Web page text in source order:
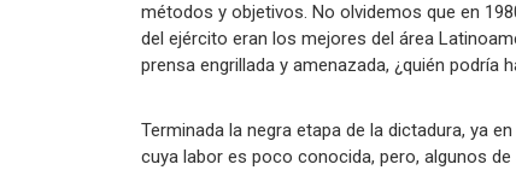
métodos y objetivos. No olvidemos que en
del ejército eran los mejores del área
prensa engrillada y amenazada, ¿quién podría
Terminada la negra etapa de la dictadura, ya
cuya labor es poco conocida, pero, algunos